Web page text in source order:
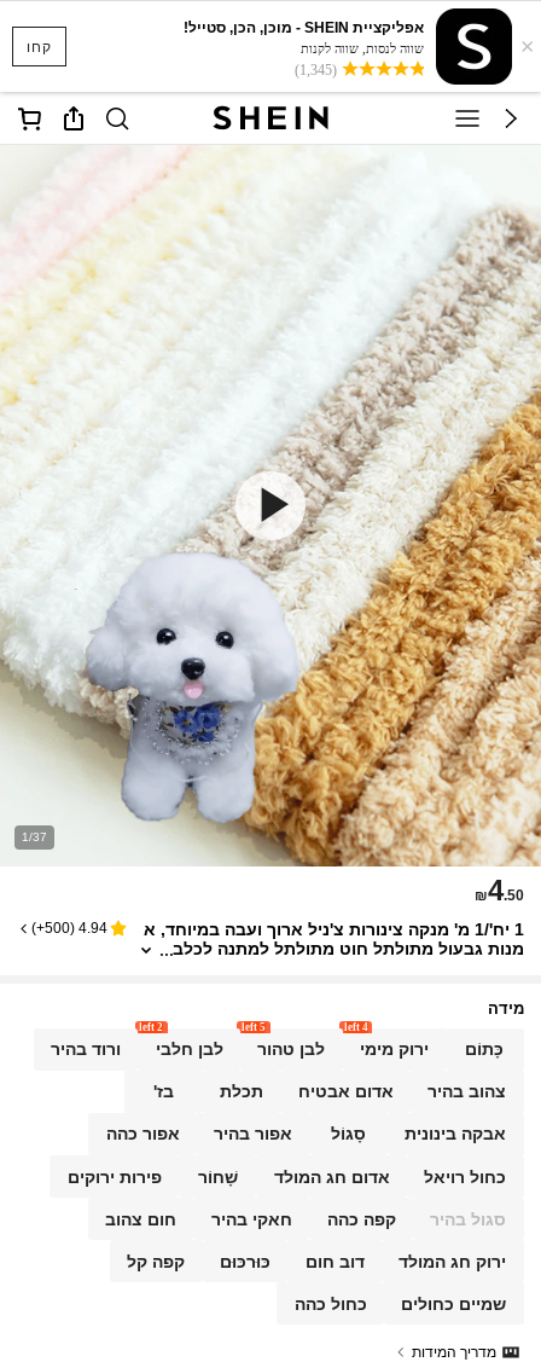
קחו ×
אפליקציית SHEIN - מוכן, הכן, סטייל!
שווה לנסות, שווה לקנות
(1,345)
1/37
₪4.50
1 יח'/1 מ' מנקה צינורות צ'ניל ארוך ועבה במיוחד, א
מנות גבעול מתולתל חוט מתולתל למתנה לכלב
4.94
(
500+
)
מידה
כָּתוֹם ירוק מימי
4 left
לבן טהור
5 left
לבן חלבי
2 left
ורוד בהיר
צהוב בהיר אדום אבטיח תכלת בז'
אבקה בינונית סָגוֹל אפור בהיר אפור כהה
כחול רויאל אדום חג המולד שָׁחוֹר פירות ירוקים
סגול בהיר קפה כהה חאקי בהיר חום צהוב
ירוק חג המולד דוב חום כּוּרכּוּם קפה קל
שמיים כחולים כחול כהה
מדריך המידות